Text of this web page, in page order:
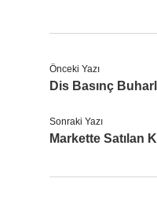
Önceki Yazı
Dis Basınç
Sonraki Yazı
Markette Satılan